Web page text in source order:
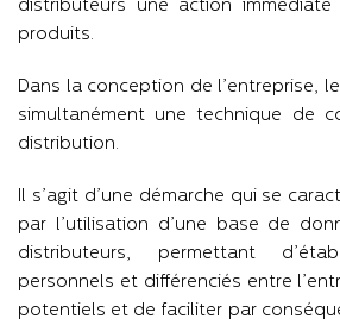
distributeurs une action
produits.
Dans la conception de l’entreprise,
simultanément une technique de
distribution.
Il s’agit d’une démarche qui se
par l’utilisation d’une base de
distributeurs, permettant
personnels et différenciés entre
potentiels et de faciliter par